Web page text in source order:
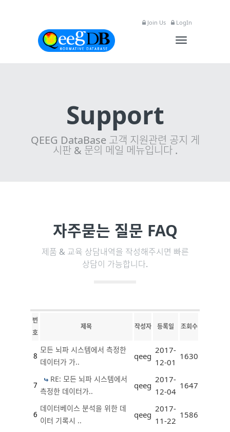
Join Us LogIn
Toggle
Support
QEEG DataBase 고객 지원관련 공지 게
시판 & 문의 메일 메뉴입니다 .
자주묻는 질문 FAQ
제품 & 교육 상담내역을 작성해주시면 빠른
상담이 가능합니다.
번
호
제목 작성자 등록일 조회수
8
모든 뇌파 시스템에서 측정한
데이터가 가..
qeeg
2017-
12-01
1630
7
RE: 모든 뇌파 시스템에서
측정한 데이터가..
qeeg
2017-
12-04
1647
6
데이터베이스 분석을 위한 데
이터 기록시 ..
qeeg
2017-
11-22
1586